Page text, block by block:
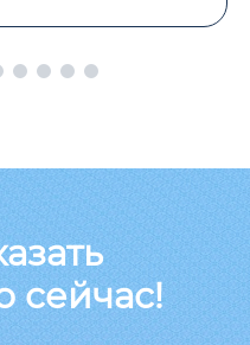
сейчас!